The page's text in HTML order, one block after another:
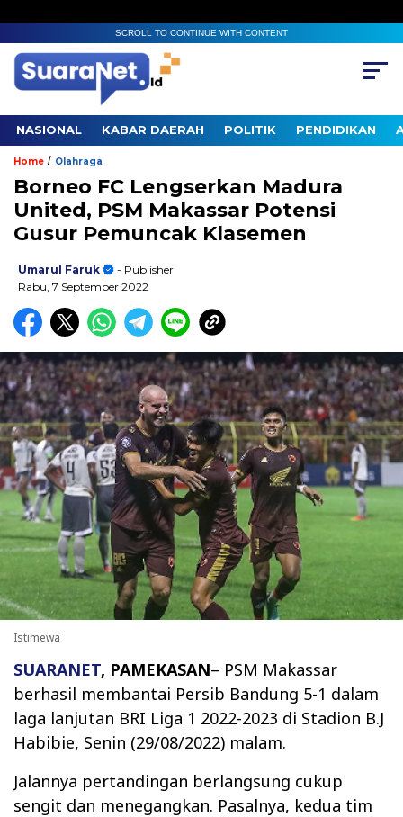
SCROLL TO CONTINUE WITH CONTENT
NASIONAL KABAR DAERAH POLITIK PENDIDIKAN
Home / Olahraga
Borneo FC Lengserkan Madura
United, PSM Makassar Potensi
Gusur Pemuncak Klasemen
Umarul Faruk
- Publisher
Rabu, 7 September 2022
Istimewa
SUARANET, PAMEKASAN– PSM Makassar
berhasil membantai Persib Bandung 5-1 dalam
laga lanjutan BRI Liga 1 2022-2023 di Stadion B.J
Habibie, Senin (29/08/2022) malam.
Jalannya pertandingan berlangsung cukup
sengit dan menegangkan. Pasalnya, kedua tim